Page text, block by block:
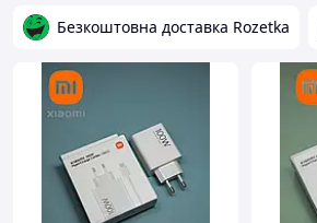
Безкоштовна доставка Rozetka